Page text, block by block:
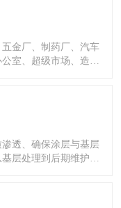
金厂、制药厂、汽车
室、超级市场、造纸
透、确保涂层与基层
层处理到后期维护，